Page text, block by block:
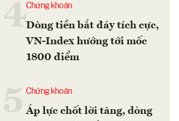
4Chứng khoán
Dòng tiền bắt đáy tích cực,
VN-Index hướng tới mốc
1800 điểm
Chứng khoán
Áp lực chốt lời tăng, dòng